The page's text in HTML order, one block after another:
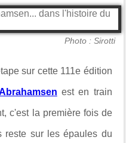
Photo : Sirotti
sur cette 111e édition
est en train
c'est la première fois de
reste sur les épaules du